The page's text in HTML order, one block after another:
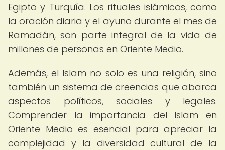
Egipto y Turquía. Los rituales islámicos, como
la oración diaria y el ayuno durante el mes de
Ramadán, son parte integral de la vida de
millones de personas en Oriente Medio.
Además, el Islam no solo es una religión, sino
también un sistema de creencias que abarca
aspectos políticos, sociales y legales.
Comprender la importancia del Islam en
Oriente Medio es esencial para apreciar la
complejidad y la diversidad cultural de la